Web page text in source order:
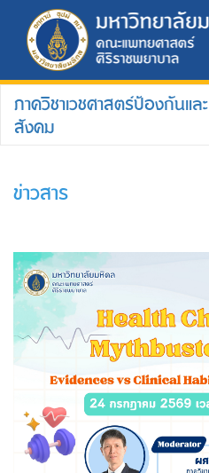
ภาควิชาเวชศาสตร์ป้องกันและ
สังคม
ข่าวสาร